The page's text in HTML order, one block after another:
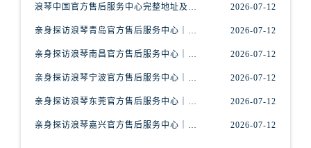
浪琴中国官方售后服务中心完整地址及热线实地考察报告+多信源验证（2026年7月最新） 2026-07-12
亲身探访浪琴青岛官方售后服务中心｜最新电话及地址（2026年7月最新） 2026-07-12
亲身探访浪琴南昌官方售后服务中心｜最新电话及地址（2026年7月最新） 2026-07-12
亲身探访浪琴宁波官方售后服务中心｜网点地址及售后热线（2026年7月最新） 2026-07-12
亲身探访浪琴东莞官方售后服务中心｜地址与联系电话（2026年7月最新） 2026-07-12
亲身探访浪琴嘉兴官方售后服务中心｜热线电话与网点地址（2026年7月最新） 2026-07-12